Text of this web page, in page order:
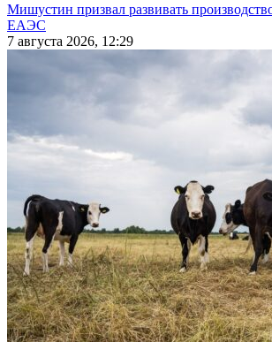
Мишустин призвал развивать
ЕАЭС
7 августа 2026, 12:29